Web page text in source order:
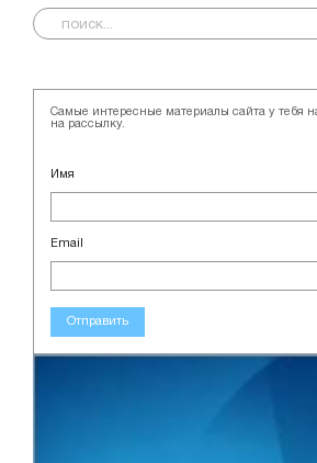
Самые интересные материалы сайта у тебя
на рассылку.
Имя
Email
Отправить